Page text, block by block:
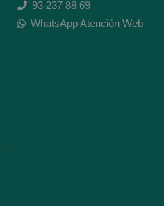
93 237 88 69
WhatsApp Atención Web